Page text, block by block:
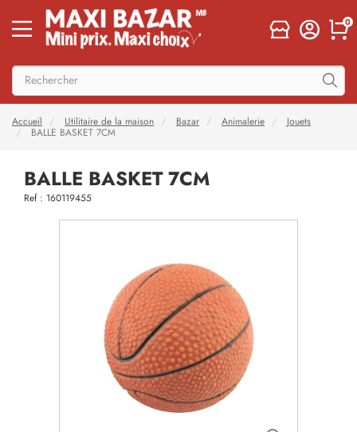
0
Accueil Utilitaire de la maison Bazar Animalerie
Jouets
BALLE BASKET 7CM
BALLE BASKET 7CM
Ref : 160119455